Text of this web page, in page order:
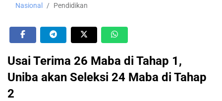
Nasional Pendidikan
Usai Terima 26 Maba di Tahap 1,
Uniba akan Seleksi 24 Maba di Tahap
2